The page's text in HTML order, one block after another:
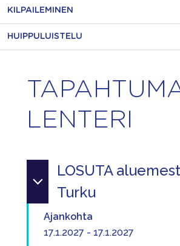
KILPAILEMINEN
HUIPPULUISTELU
LENTERI
LOSUTA
Turku
Ajankohta
17.1.2027 - 17.1.2027